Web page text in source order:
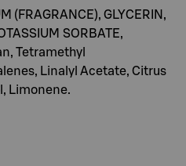
(FRAGRANCE), GLYCERIN,
SORBATE,
Tetramethyl
Linalyl Acetate, Citrus
Limonene.